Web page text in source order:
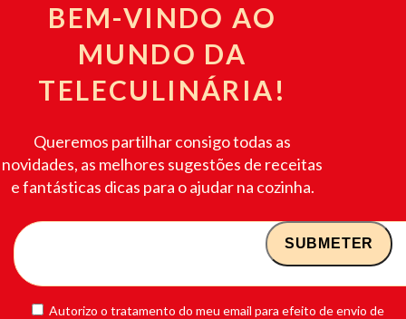
BEM-VINDO AO
MUNDO DA
TELECULINÁRIA!
Queremos partilhar consigo todas as
novidades, as melhores sugestões de receitas
e fantásticas dicas para o ajudar na cozinha.
Autorizo o tratamento do meu email para efeito de envio de